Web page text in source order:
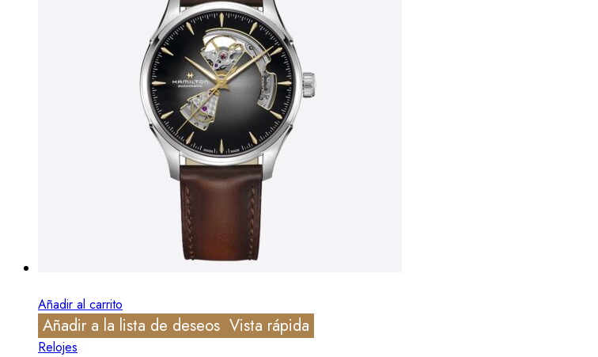
Añadir al carrito
Añadir a la lista de deseos Vista rápida
Relojes